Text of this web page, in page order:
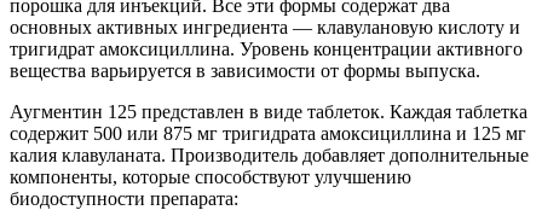
порошка для инъекций. Все эти формы содержат два
основных активных ингредиента — клавулановую кислоту и
тригидрат амоксициллина. Уровень концентрации активного
вещества варьируется в зависимости от формы выпуска.
Аугментин 125 представлен в виде таблеток. Каждая таблетка
содержит 500 или 875 мг тригидрата амоксициллина и 125 мг
калия клавуланата. Производитель добавляет дополнительные
компоненты, которые способствуют улучшению
биодоступности препарата: